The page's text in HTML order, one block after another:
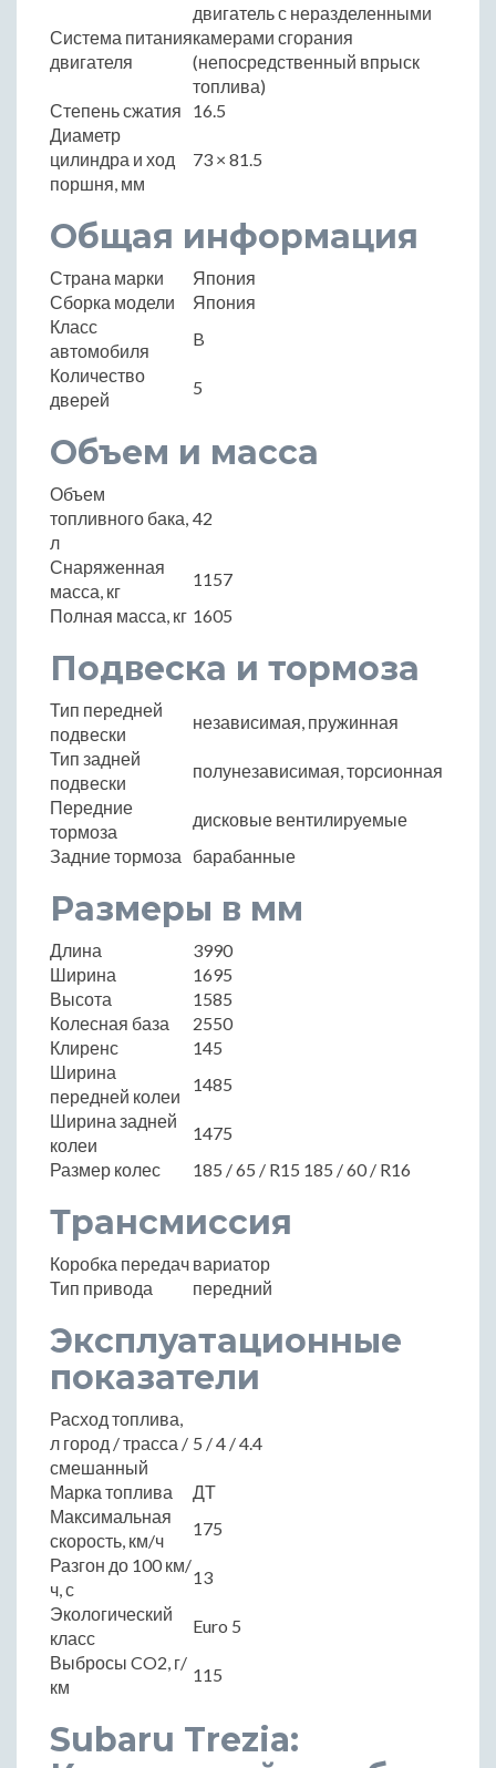
Система питания
двигателя
двигатель с неразделенными
камерами сгорания
(непосредственный впрыск
топлива)
Степень сжатия
16.5
Диаметр
цилиндра и ход
поршня, мм
73 × 81.5
Общая информация
Страна марки
Япония
Сборка модели
Япония
Класс
автомобиля
B
Количество
дверей
5
Объем и масса
Объем
топливного бака,
л
42
Снаряженная
масса, кг
1157
Полная масса, кг 1605
Подвеска и тормоза
Тип передней
подвески
независимая, пружинная
Тип задней
подвески
полунезависимая, торсионная
Передние
тормоза
дисковые вентилируемые
Задние тормоза
барабанные
Размеры в мм
Длина
3990
Ширина
1695
Высота
1585
Колесная база
2550
Клиренс
145
Ширина
передней колеи
1485
Ширина задней
колеи
1475
Размер колес
185 / 65 / R15 185 / 60 / R16
Трансмиссия
Коробка передач вариатор
Тип привода
передний
Эксплуатационные
показатели
Расход топлива,
л город / трасса /
смешанный
5 / 4 / 4.4
Марка топлива
ДТ
Максимальная
скорость, км/ч
175
Разгон до 100 км/
ч, с
13
Экологический
класс
Euro 5
Выбросы CO2, г/
км
115
Subaru Trezia: